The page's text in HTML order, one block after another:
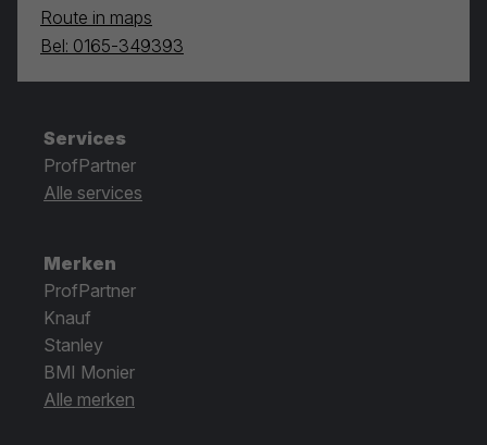
Route in maps
Bel: 0165-349393
Services
ProfPartner
Alle services
Merken
ProfPartner
Knauf
Stanley
BMI Monier
Alle merken